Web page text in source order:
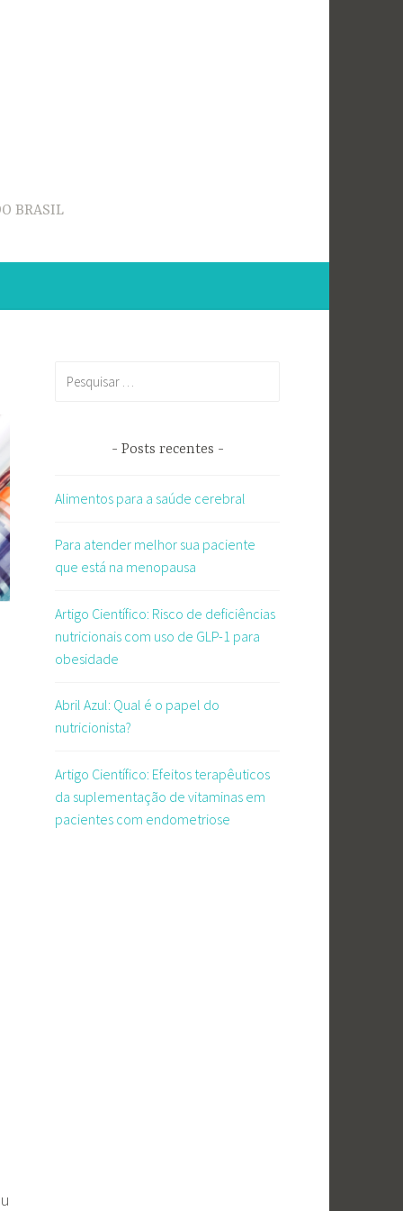
BRASIL
Posts recentes
Alimentos para a saúde cerebral
Para atender melhor sua paciente
que está na menopausa
Artigo Científico: Risco de deficiências
nutricionais com uso de GLP-1 para
obesidade
Abril Azul: Qual é o papel do
nutricionista?
Artigo Científico: Efeitos terapêuticos
da suplementação de vitaminas em
pacientes com endometriose